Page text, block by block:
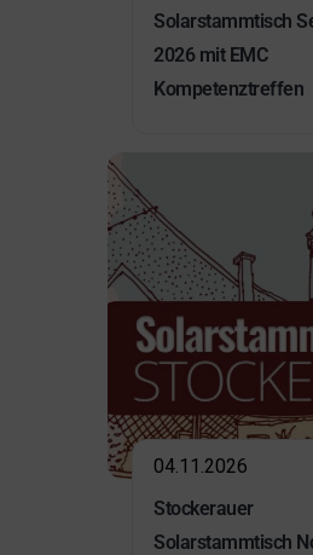
Solarstammtisch
2026 mit EMC
Kompetenztreffen
04.11.2026
Stockerauer
Solarstammtisch